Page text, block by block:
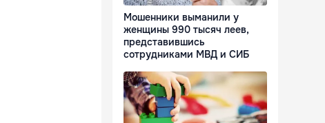
Мошенники выманили у
женщины 990 тысяч леев,
представившись
сотрудниками МВД и СИБ